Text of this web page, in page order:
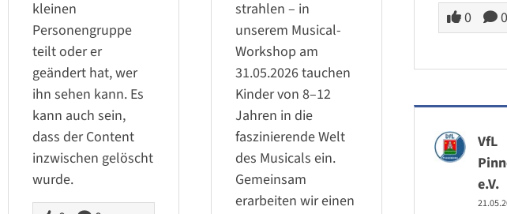
0
0
kleinen
Personengruppe
teilt oder er
geändert hat, wer
ihn sehen kann. Es
kann auch sein,
dass der Content
inzwischen gelöscht
wurde.
strahlen – in
unserem Musical-
Workshop am
31.05.2026 tauchen
Kinder von 8–12
Jahren in die
faszinierende Welt
des Musicals ein.
Gemeinsam
erarbeiten wir einen
VfL
e.V.